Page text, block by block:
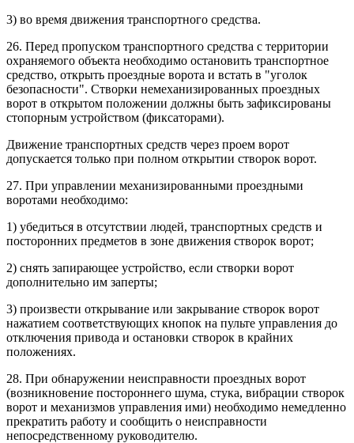
3) во время движения транспортного средства.
26. Перед пропуском транспортного средства с территории
охраняемого объекта необходимо остановить транспортное
средство, открыть проездные ворота и встать в "уголок
безопасности". Створки немеханизированных проездных
ворот в открытом положении должны быть зафиксированы
стопорным устройством (фиксаторами).
Движение транспортных средств через проем ворот
допускается только при полном открытии створок ворот.
27. При управлении механизированными проездными
воротами необходимо:
1) убедиться в отсутствии людей, транспортных средств и
посторонних предметов в зоне движения створок ворот;
2) снять запирающее устройство, если створки ворот
дополнительно им заперты;
3) произвести открывание или закрывание створок ворот
нажатием соответствующих кнопок на пульте управления до
отключения привода и остановки створок в крайних
положениях.
28. При обнаружении неисправности проездных ворот
(возникновение постороннего шума, стука, вибрации створок
ворот и механизмов управления ими) необходимо немедленно
прекратить работу и сообщить о неисправности
непосредственному руководителю.